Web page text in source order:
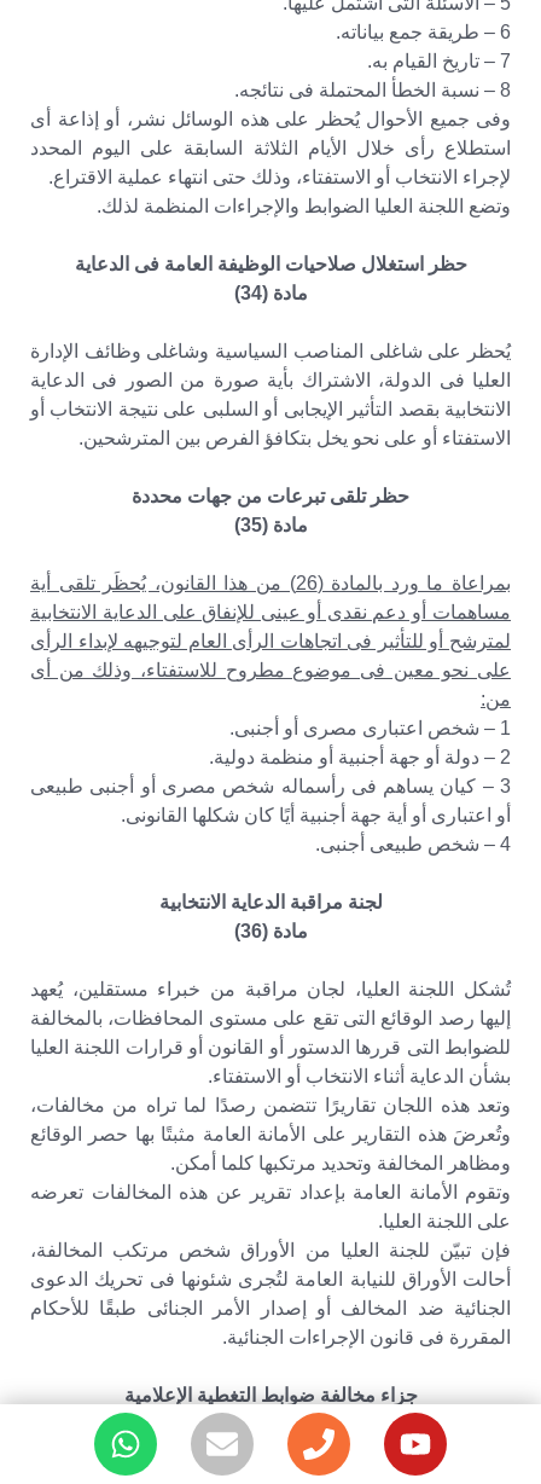
6 – طريقة جمع بياناته.
7 – تاريخ القيام به.
8 – نسبة الخطأ المحتملة فى نتائجه.
وفى جميع الأحوال يُحظر على هذه الوسائل نشر، أو إذاعة أى
استطلاع رأى خلال الأيام الثلاثة السابقة على اليوم المحدد
لإجراء الانتخاب أو الاستفتاء، وذلك حتى انتهاء عملية الاقتراع.
وتضع اللجنة العليا الضوابط والإجراءات المنظمة لذلك.
حظر استغلال صلاحيات الوظيفة العامة فى الدعاية
مادة (34)
يُحظر على شاغلى المناصب السياسية وشاغلى وظائف الإدارة
العليا فى الدولة، الاشتراك بأية صورة من الصور فى الدعاية
الانتخابية بقصد التأثير الإيجابى أو السلبى على نتيجة الانتخاب أو
الاستفتاء أو على نحو يخل بتكافؤ الفرص بين المترشحين.
حظر تلقى تبرعات من جهات محددة
مادة (35)
بمراعاة ما ورد بالمادة (26) من هذا القانون، يُحظَر تلقى أية
مساهمات أو دعم نقدى أو عينى للإنفاق على الدعاية الانتخابية
لمترشح أو للتأثير فى اتجاهات الرأى العام لتوجيهه لإبداء الرأى
على نحو معين فى موضوع مطروح للاستفتاء، وذلك من أى
من:
1 – شخص اعتبارى مصرى أو أجنبى.
2 – دولة أو جهة أجنبية أو منظمة دولية.
3 – كيان يساهم فى رأسماله شخص مصرى أو أجنبى طبيعى
أو اعتبارى أو أية جهة أجنبية أيًا كان شكلها القانونى.
4 – شخص طبيعى أجنبى.
لجنة مراقبة الدعاية الانتخابية
مادة (36)
تُشكل اللجنة العليا، لجان مراقبة من خبراء مستقلين، يُعهد
إليها رصد الوقائع التى تقع على مستوى المحافظات، بالمخالفة
للضوابط التى قررها الدستور أو القانون أو قرارات اللجنة العليا
بشأن الدعاية أثناء الانتخاب أو الاستفتاء.
وتعد هذه اللجان تقاريرًا تتضمن رصدًا لما تراه من مخالفات،
وتُعرضَ هذه التقارير على الأمانة العامة مثبتًا بها حصر الوقائع
ومظاهر المخالفة وتحديد مرتكبها كلما أمكن.
وتقوم الأمانة العامة بإعداد تقرير عن هذه المخالفات تعرضه
على اللجنة العليا.
فإن تبيّن للجنة العليا من الأوراق شخص مرتكب المخالفة،
أحالت الأوراق للنيابة العامة لتُجرى شئونها فى تحريك الدعوى
الجنائية ضد المخالف أو إصدار الأمر الجنائى طبقًا للأحكام
المقررة فى قانون الإجراءات الجنائية.
جزاء مخالفة ضوابط التغطية الإعلامية
مادة (37)